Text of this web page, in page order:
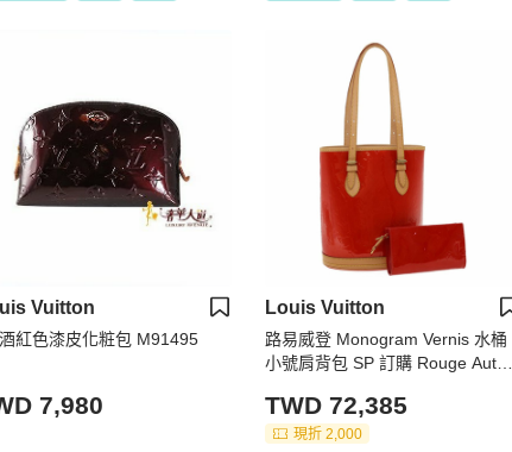
Vuitton
紅色漆皮化粧包 M91495
7,980
Louis Vuitton
路易威登 Monogram Vernis 水桶
小號肩背包 SP 訂購 Rouge Auth 2
TWD 72,385
現折 2,000